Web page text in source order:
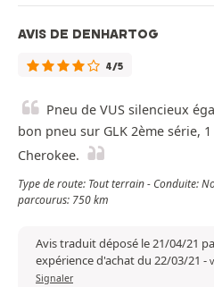
AVIS DE DENHARTOG
4/5
Pneu de VUS silencieux
bon pneu sur GLK 2ème série,
Cherokee.
Type de route: Tout terrain - Conduite:
parcourus: 750 km
Avis traduit déposé le 21/04/21
expérience d'achat du 22/03/21 -
Signaler